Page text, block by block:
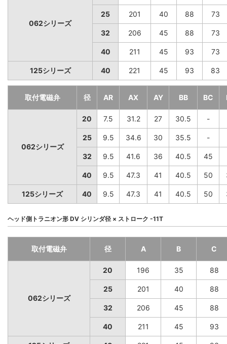
062シリーズ
25 201 40 88 73
32 206 45 88 73
40 211 45 93 73
125シリーズ 40 221 45 93 83
取付電磁弁 径 AR AX AY BB BC
062シリーズ
20 7.5 31.2 27 30.5 -
25 9.5 34.6 30 35.5 -
32 9.5 41.6 36 40.5 45
40 9.5 47.3 41 40.5 50
125シリーズ 40 9.5 47.3 41 40.5 50
ヘッド側トラニオン形 DV シリンダ径 × ストローク -11T
取付電磁弁 径 A B C
062シリーズ
20 196 35 88
25 201 40 88
32 206 45 88
40 211 45 93